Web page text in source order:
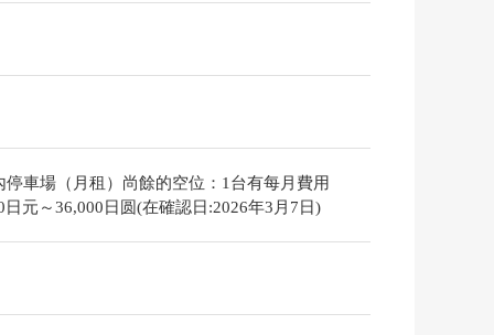
停車場（月租）尚餘的空位：1台有每月費用
日元～36,000日圆(在確認日:2026年3月7日)